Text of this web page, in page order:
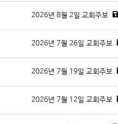
2026년 8월 2일 교회주보
2026년 7월 26일 교회주보
2026년 7월 19일 교회주보
2026년 7월 12일 교회주보